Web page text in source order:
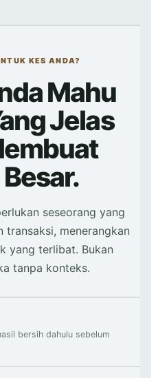
KES ANDA?
Mahu
Jelas
seseorang yang
transaksi, menerangkan
yang terlibat. Bukan
tanpa konteks.
bersih dahulu sebelum